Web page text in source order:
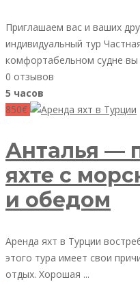
Приглашаем вас и ваших
индивидуальный тур
комфортабельном судне вы
0 отзывов
5 часов
850€
Анталья —
яхте с
и обедом
Аренда яхт в Турции
этого тура имеет свои
отдых. Хорошая ...